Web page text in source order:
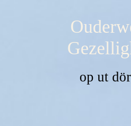
op ut